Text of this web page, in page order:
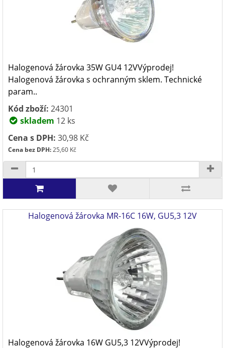
Halogenová žárovka 35W GU4 12VVýprodej!
Halogenová žárovka s ochranným sklem. Technické
param..
Kód zboží: 24301
skladem 12 ks
Cena s DPH: 30,98 Kč
Cena bez DPH:25,60 Kč
Halogenová žárovka MR-16C 16W, GU5,3 12V
Halogenová žárovka 16W GU5,3 12VVýprodej!